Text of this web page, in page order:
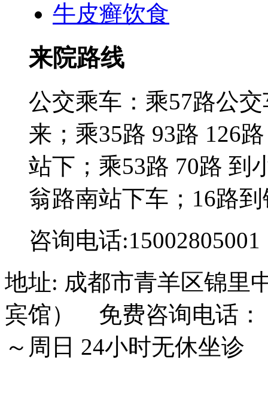
牛皮癣饮食
来院路线
公交乘车：乘57路公
来；乘35路 93路 126
站下；乘53路 70路 到
翁路南站下车；16路
咨询电话:15002805001
地址: 成都市青羊区锦里
宾馆） 免费咨询电话：
～周日 24小时无休坐诊